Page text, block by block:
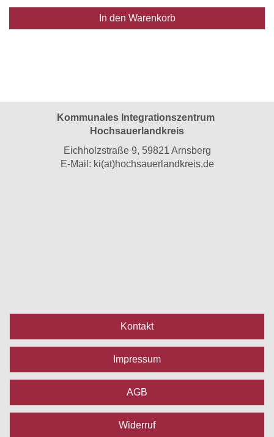
In den Warenkorb
Kommunales Integrationszentrum
Hochsauerlandkreis
Eichholzstraße 9, 59821 Arnsberg
E-Mail: ki(at)hochsauerlandkreis.de
Kontakt
Impressum
AGB
Widerruf